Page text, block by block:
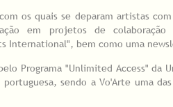
os quais se deparam artistas
em projetos de
International", bem como uma
Programa "Unlimited Access" da
sendo a Vo'Arte uma